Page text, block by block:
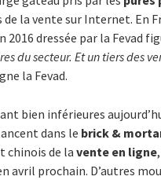
la vente sur Internet. En
2016 dressée par la Fevad
du secteur. Et un tiers des
la Fevad.
bien inférieures
dans le brick &
chinois de lavente en ligne
avril prochain. D’autres